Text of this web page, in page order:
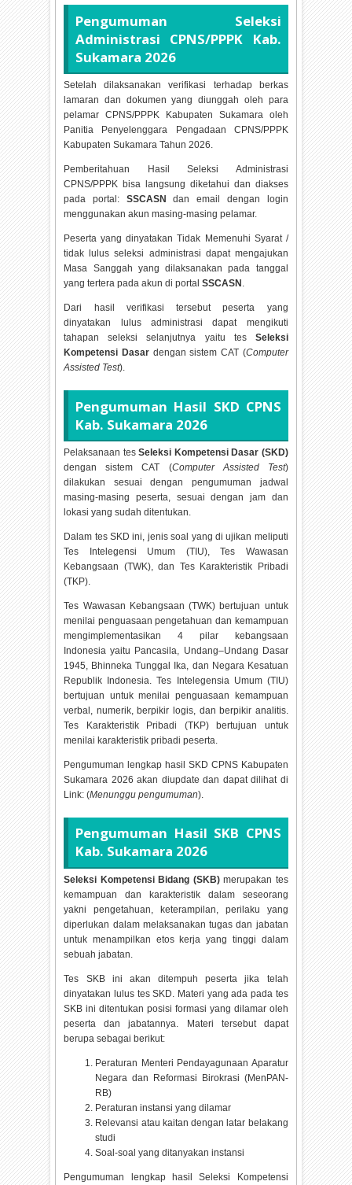
Pengumuman Seleksi
Administrasi CPNS/PPPK Kab.
Sukamara 2026
Setelah dilaksanakan verifikasi terhadap berkas
lamaran dan dokumen yang diunggah oleh para
pelamar CPNS/PPPK Kabupaten Sukamara oleh
Panitia Penyelenggara Pengadaan CPNS/PPPK
Kabupaten Sukamara Tahun2026.
Pemberitahuan Hasil Seleksi Administrasi
CPNS/PPPK bisa langsung diketahui dan diakses
pada portal: SSCASN
dan email dengan login
menggunakan akun masing-masing pelamar.
Peserta yang dinyatakan Tidak Memenuhi Syarat /
tidak lulus seleksi administrasi dapat mengajukan
Masa Sanggah yang dilaksanakan pada tanggal
yang tertera pada akun di portalSSCASN .
Dari hasil verifikasi tersebut peserta yang
dinyatakan lulus administrasi dapat mengikuti
tahapan seleksi selanjutnya yaitu tes Seleksi
Kompetensi Dasar dengan sistem CAT (Computer
Assisted Test).
Pengumuman Hasil SKD CPNS
Kab. Sukamara 2026
Pelaksanaan tesSeleksi Kompetensi Dasar (SKD)
dengan sistem CAT (Computer Assisted Test)
dilakukan sesuai dengan pengumuman jadwal
masing-masing peserta, sesuai dengan jam dan
lokasi yang sudah ditentukan.
Dalam tes SKD ini, jenis soal yang di ujikan meliputi
Tes Intelegensi Umum (TIU), Tes Wawasan
Kebangsaan (TWK), dan Tes Karakteristik Pribadi
(TKP).
Tes Wawasan Kebangsaan (TWK) bertujuan untuk
menilai penguasaan pengetahuan dan kemampuan
mengimplementasikan 4 pilar kebangsaan
Indonesia yaitu Pancasila, Undang–Undang Dasar
1945, Bhinneka Tunggal Ika, dan Negara Kesatuan
Republik Indonesia. Tes Intelegensia Umum (TIU)
bertujuan untuk menilai penguasaan kemampuan
verbal, numerik, berpikir logis, dan berpikir analitis.
Tes Karakteristik Pribadi (TKP) bertujuan untuk
menilai karakteristik pribadi peserta.
Pengumuman lengkap hasil SKD CPNS Kabupaten
Sukamara 2026 akan diupdate dan dapat dilihat di
Link: (Menunggu pengumuman).
Pengumuman Hasil SKB CPNS
Kab. Sukamara 2026
Seleksi Kompetensi Bidang (SKB)merupakan tes
kemampuan dan karakteristik dalam seseorang
yakni pengetahuan, keterampilan, perilaku yang
diperlukan dalam melaksanakan tugas dan jabatan
untuk menampilkan etos kerja yang tinggi dalam
sebuah jabatan.
Tes SKB ini akan ditempuh peserta jika telah
dinyatakan lulus tes SKD. Materi yang ada pada tes
SKB ini ditentukan posisi formasi yang dilamar oleh
peserta dan jabatannya. Materi tersebut dapat
berupa sebagai berikut:
Peraturan Menteri Pendayagunaan Aparatur
Negara dan Reformasi Birokrasi (MenPAN-
RB)
Peraturan instansi yang dilamar
Relevansi atau kaitan dengan latar belakang
studi
Soal-soal yang ditanyakan instansi
Pengumuman lengkap hasil Seleksi Kompetensi